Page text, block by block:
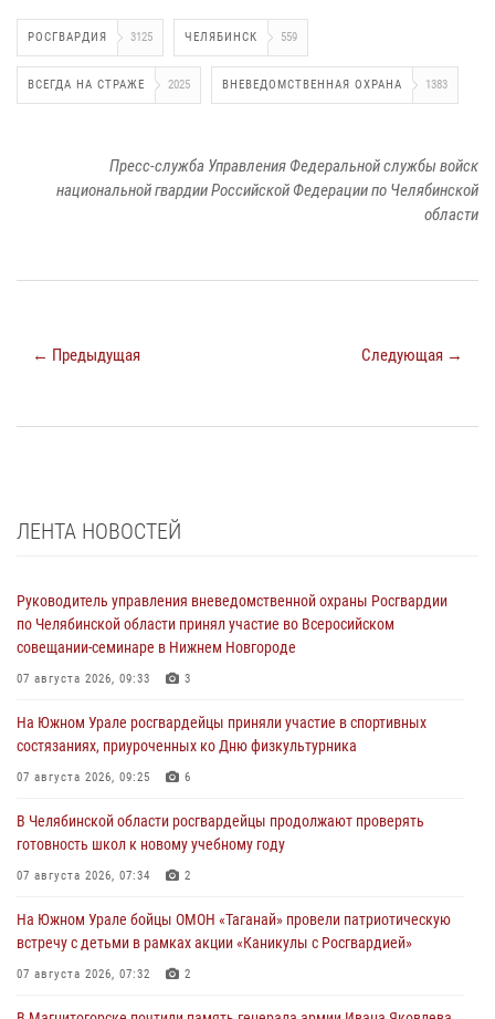
РОСГВАРДИЯ 3125 ЧЕЛЯБИНСК 559
ВСЕГДА НА СТРАЖЕ 2025 ВНЕВЕДОМСТВЕННАЯ ОХРАНА 1383
Пресс-служба Управления Федеральной службы войск
национальной гвардии Российской Федерации по Челябинской
области
← Предыдущая Следующая →
ЛЕНТА НОВОСТЕЙ
Руководитель управления вневедомственной охраны Росгвардии
по Челябинской области принял участие во Всеросийском
совещании-семинаре в Нижнем Новгороде
07 августа 2026, 09:33 3
На Южном Урале росгвардейцы приняли участие в спортивных
состязаниях, приуроченных ко Дню физкультурника
07 августа 2026, 09:25 6
В Челябинской области росгвардейцы продолжают проверять
готовность школ к новому учебному году
07 августа 2026, 07:34 2
На Южном Урале бойцы ОМОН «Таганай» провели патриотическую
встречу с детьми в рамках акции «Каникулы с Росгвардией»
07 августа 2026, 07:32 2